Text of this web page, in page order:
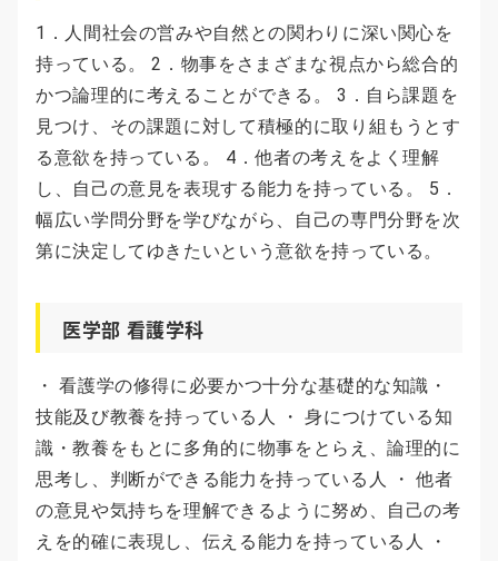
1．人間社会の営みや自然との関わりに深い関心を
持っている。 2．物事をさまざまな視点から総合的
かつ論理的に考えることができる。 3．自ら課題を
見つけ、その課題に対して積極的に取り組もうとす
る意欲を持っている。 4．他者の考えをよく理解
し、自己の意見を表現する能力を持っている。 5．
幅広い学問分野を学びながら、自己の専門分野を次
第に決定してゆきたいという意欲を持っている。
医学部 看護学科
・ 看護学の修得に必要かつ十分な基礎的な知識・
技能及び教養を持っている人 ・ 身につけている知
識・教養をもとに多角的に物事をとらえ、論理的に
思考し、判断ができる能力を持っている人 ・ 他者
の意見や気持ちを理解できるように努め、自己の考
えを的確に表現し、伝える能力を持っている人 ・